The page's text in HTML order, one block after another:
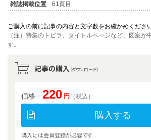
雑誌掲載位置
61頁目
ご購入の前に記事の内容と文字数をお確かめください
（注）特集のトビラ、タイトルページなど、図案が
す。
記事の購入 （ダウンロード）
価格 220 円 （税込）
購入する
購入には会員登録が必要です